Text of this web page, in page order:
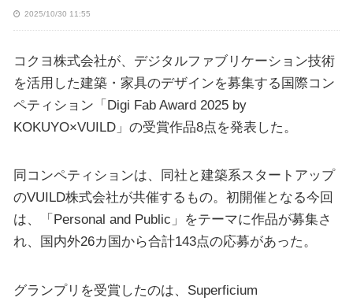
2025/10/30 11:55
コクヨ株式会社が、デジタルファブリケーション技術
を活用した建築・家具のデザインを募集する国際コン
ペティション「Digi Fab Award 2025 by
KOKUYO×VUILD」の受賞作品8点を発表した。
同コンペティションは、同社と建築系スタートアップ
のVUILD株式会社が共催するもの。初開催となる今回
は、「Personal and Public」をテーマに作品が募集さ
れ、国内外26カ国から合計143点の応募があった。
グランプリを受賞したのは、Superficium